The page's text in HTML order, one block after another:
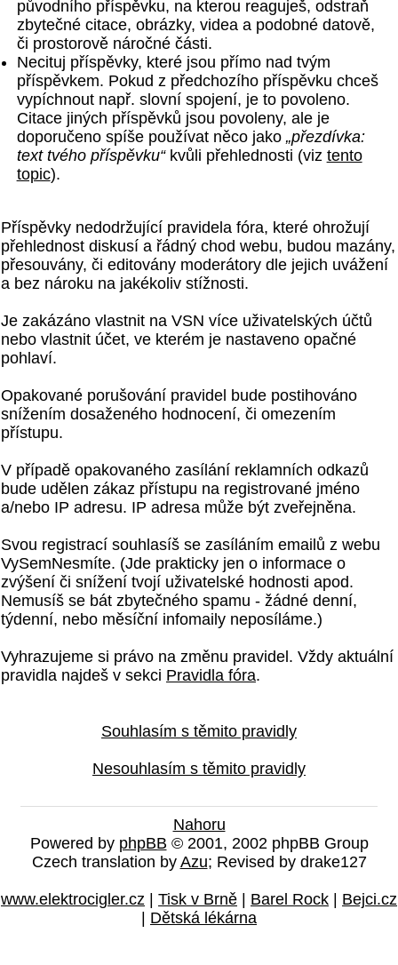
původního příspěvku, na kterou reaguješ, odstraň
zbytečné citace, obrázky, videa a podobné datově,
či prostorově náročné části.
Necituj příspěvky, které jsou přímo nad tvým
příspěvkem. Pokud z předchozího příspěvku chceš
vypíchnout např. slovní spojení, je to povoleno.
Citace jiných příspěvků jsou povoleny, ale je
doporučeno spíše používat něco jako „přezdívka:
text tvého příspěvku“kvůli přehlednosti (viz tento
topic).
Příspěvky nedodržující pravidela fóra, které ohrožují
přehlednost diskusí a řádný chod webu, budou mazány,
přesouvány, či editovány moderátory dle jejich uvážení
a bez nároku na jakékoliv stížnosti.
Je zakázáno vlastnit na VSN více uživatelských účtů
nebo vlastnit účet, ve kterém je nastaveno opačné
pohlaví.
Opakované porušování pravidel bude postihováno
snížením dosaženého hodnocení, či omezením
přístupu.
V případě opakovaného zasílání reklamních odkazů
bude udělen zákaz přístupu na registrované jméno
a/nebo IP adresu. IP adresa může být zveřejněna.
Svou registrací souhlasíš se zasíláním emailů z webu
VySemNesmíte. (Jde prakticky jen o informace o
zvýšení či snížení tvojí uživatelské hodnosti apod.
Nemusíš se bát zbytečného spamu - žádné denní,
týdenní, nebo měsíční infomaily neposíláme.)
Vyhrazujeme si právo na změnu pravidel. Vždy aktuální
pravidla najdeš v sekci Pravidla fóra.
Souhlasím s těmito pravidly
Nesouhlasím s těmito pravidly
Nahoru
Powered by phpBB © 2001, 2002 phpBB Group
Czech translation by Azu; Revised by drake127
www.elektrocigler.cz | Tisk v Brně | Barel Rock | Bejci.cz
| Dětská lékárna